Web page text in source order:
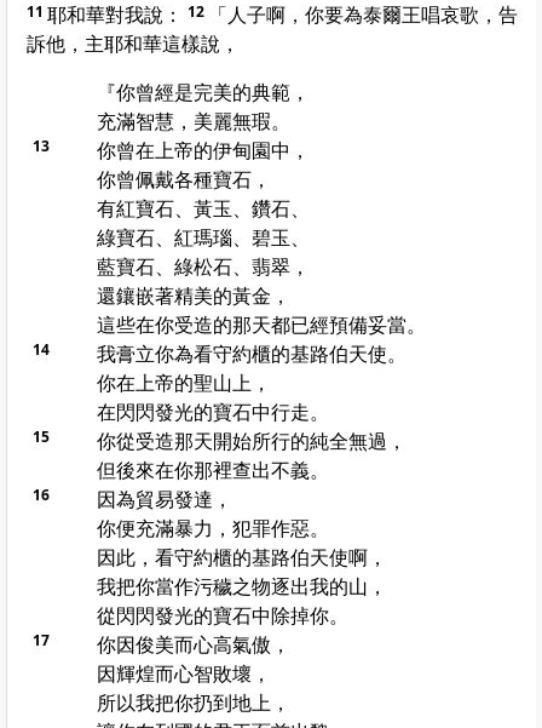
11 耶和華對我說： 12
「人子啊，你要為泰爾王唱哀歌，告
訴他，主耶和華這樣說，
『你曾經是完美的典範，
充滿智慧，美麗無瑕。
13
你曾在上帝的伊甸園中，
你曾佩戴各種寶石，
有紅寶石、黃玉、鑽石、
綠寶石、紅瑪瑙、碧玉、
藍寶石、綠松石、翡翠，
還鑲嵌著精美的黃金，
這些在你受造的那天都已經預備妥當。
14
我膏立你為看守約櫃的基路伯天使。
你在上帝的聖山上，
在閃閃發光的寶石中行走。
15
你從受造那天開始所行的純全無過，
但後來在你那裡查出不義。
16
因為貿易發達，
你便充滿暴力，犯罪作惡。
因此，看守約櫃的基路伯天使啊，
我把你當作污穢之物逐出我的山，
從閃閃發光的寶石中除掉你。
17
你因俊美而心高氣傲，
因輝煌而心智敗壞，
所以我把你扔到地上，